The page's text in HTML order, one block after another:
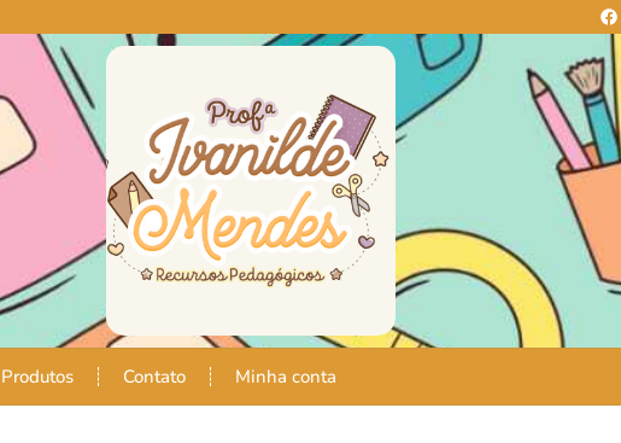
Produtos Contato Minha conta